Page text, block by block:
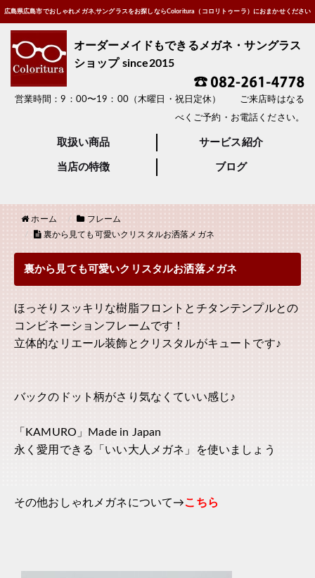
広島県広島市でおしゃれメガネ,サングラスをお探しならColoritura（コロリトゥーラ）におまかせください
オーダーメイドもできるメガネ・サングラス
ショップ since2015
営業時間：9：00〜19：00（木曜日・祝日定休） ご来店時はなる
べくご予約・お電話ください。
取扱い商品 サービス紹介
当店の特徴 ブログ
ホーム
フレーム
裏から見ても可愛いクリスタルお洒落メガネ
裏から見ても可愛いクリスタルお洒落メガネ
ほっそりスッキリな樹脂フロントとチタンテンプルとの
コンビネーションフレームです！
立体的なリエール装飾とクリスタルがキュートです♪
バックのドット柄がさり気なくていい感じ♪
「KAMURO」Made in Japan
永く愛用できる「いい大人メガネ」を使いましょう
その他おしゃれメガネについて→こちら